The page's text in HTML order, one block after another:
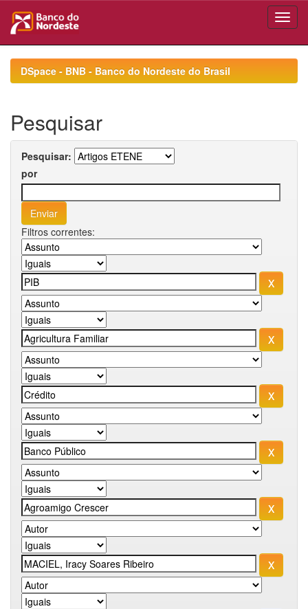
navigationDSpace - BNB - Banco do Nordeste do Brasil
Pesquisar
Pesquisar:
por
Filtros correntes: